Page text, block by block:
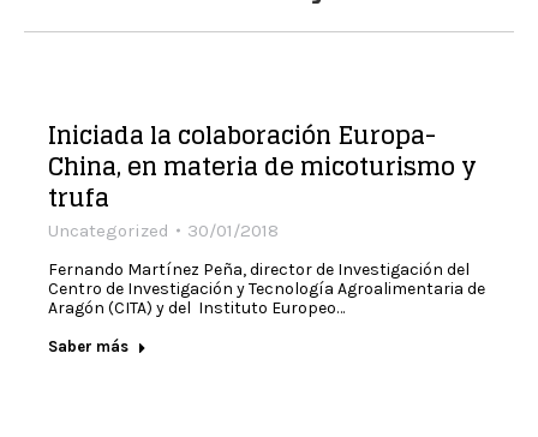
Iniciada la colaboración Europa-
China, en materia de micoturismo y
trufa
Uncategorized 30/01/2018
Fernando Martínez Peña, director de Investigación del
Centro de Investigación y Tecnología Agroalimentaria de
Aragón (CITA) y del Instituto Europeo…
Saber más